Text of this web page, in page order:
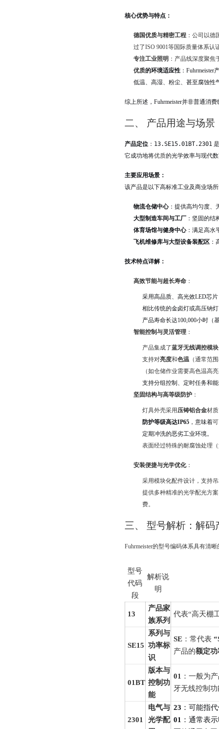
核心优势与特点：
德国优质与精密工程 ：公司以
过了ISO 9001等国际质量体系认
专注工业照明 ：产品线深度聚
优质的环境适应性 ：
低温、高湿、粉尘、甚至腐蚀性
综上所述，Fuhrmeister并非普通消
二、 产品用途与场
产品定位 ： 13.SE15.01BT.2301
它成功地将优质的光学效率与现代
主要应用场景：
该产品是以下高标准工业及商业场
物流仓储中心：提供高均匀度、
大型制造车间与工厂 ：坚固的
体育场馆与健身中心：满足高水
飞机维修库与大型设备装配区 ：
技术特点详解：
高效节能与超长寿命 ：
采用高品质、高光效LED芯
相比传统的金卤灯或高压钠
产品寿命长达100,000小时（
智能控制与灵活管理 ：
产品集成了蓝牙无线调控模块
支持对亮度和色温 （通常范
（如仓储作业需要高色温高
支持分组控制、定时任务和
坚固结构与高等级防护 ：
灯具外壳采用压铸铝合金材
防护等级高达IP65 ，意味着
定期冲洗的恶劣工业环境。
表面经过特殊的耐腐蚀处理
安装便捷与光学优化：
采用模块化配件设计，支持
提供多种精准的光学配光方
费。
三、 型号解析：解码
Fuhrmeister的型号编码体系具有清
型号
代码
段
解析说
明
13
产品家
族系列
代表“高天棚
SE15
系列与
功率标
识
SE ：常代表
产品的额定功
01BT
版本与
控制功
能
01 ：一般为
牙无线控制
2301
电气与
光学配
23 ：可能指代
01 ：通常表示